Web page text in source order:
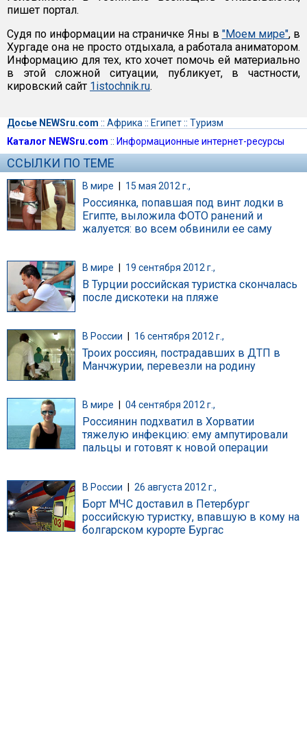
пишет портал.
Судя по информации на страничке Яны в "Моем мире", в
Хургаде она не просто отдыхала, а работала аниматором.
Информацию для тех, кто хочет помочь ей материально
в этой сложной ситуации, публикует, в частности,
кировский сайт 1istochnik.ru.
Досье NEWSru.com :: Африка :: Египет:: Туризм
Каталог NEWSru.com :: Информационные интернет-ресурсы
ССЫЛКИ ПО ТЕМЕ
В мире | 15 мая 2012 г.,
Россиянка, попавшая под винт лодки в
Египте, выложила ФОТО ранений и
жалуется: во всем обвинили ее саму
В мире 19 сентября 2012 г.,
В Турции российская туристка скончалась
после дискотеки на пляже
В России 16 сентября 2012 г.,
Троих россиян, пострадавших в ДТП в
Манчжурии, перевезли на родину
В мире 04 сентября 2012 г.,
Россиянин подхватил в Хорватии
тяжелую инфекцию: ему ампутировали
пальцы и готовят к новой операции
В России | 26 августа 2012 г.,
Борт МЧС доставил в Петербург
российскую туристку, впавшую в кому на
болгарском курорте Бургас